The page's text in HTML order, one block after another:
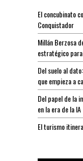
El concubinato
Conquistador
Millán Berzosa
estratégico
Del suelo al
que empieza a
Del papel de la
en la era de la IA
El turismo